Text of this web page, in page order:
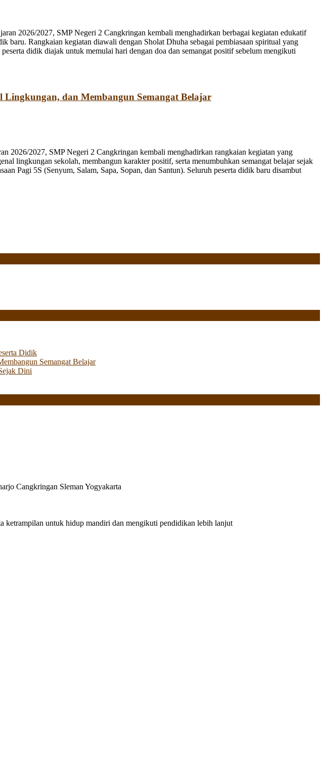
2026/2027, SMP Negeri 2 Cangkringan kembali menghadirkan berbagai kegiatan edukatif
baru. Rangkaian kegiatan diawali dengan Sholat Dhuha sebagai pembiasaan spiritual yang
didik diajak untuk memulai hari dengan doa dan semangat positif sebelum mengikuti
dan Membangun Semangat Belajar
2026/2027, SMP Negeri 2 Cangkringan kembali menghadirkan rangkaian kegiatan yang
lingkungan sekolah, membangun karakter positif, serta menumbuhkan semangat belajar sejak
Pagi 5S (Senyum, Salam, Sapa, Sopan, dan Santun). Seluruh peserta didik baru disambut
Didik
Semangat Belajar
Dini
Cangkringan Sleman Yogyakarta
ketrampilan untuk hidup mandiri dan mengikuti pendidikan lebih lanjut